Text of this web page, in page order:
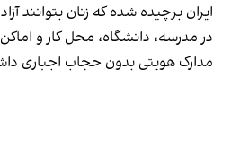
ایران برچیده شده که زنان بتوانند
در مدرسه، دانشگاه، محل کار و
مدارک هویتی بدون حجاب اجباری